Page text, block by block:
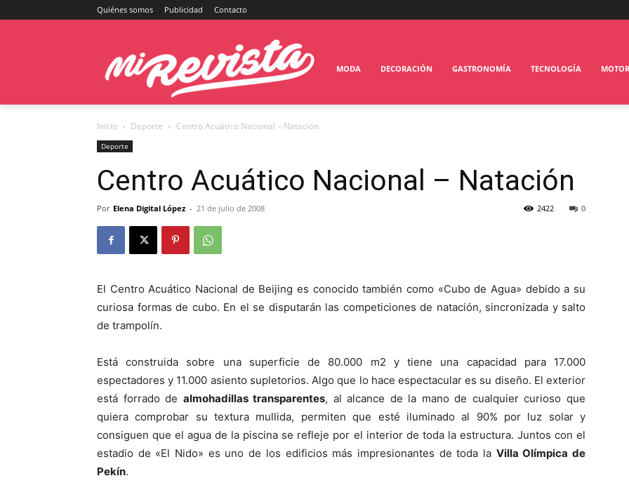
Quiénes somos Publicidad Contacto
MODA DECORACIÓN GASTRONOMÍA TECNOLOGÍA MOTOR
Inicio Deporte Centro Acuático Nacional – Natación
Deporte
Centro Acuático Nacional – Natación
Por Elena Digital López - 21 de julio de 2008 0
2422
El Centro Acuático Nacional de Beijing es conocido también como «Cubo de Agua» debido a su
curiosa formas de cubo. En el se disputarán las competiciones de natación, sincronizada y salto
de trampolín.
Está construida sobre una superficie de 80.000 m2 y tiene una capacidad para 17.000
espectadores y 11.000 asiento supletorios. Algo que lo hace espectacular es su diseño. El exterior
está forrado de almohadillas transparentes, al alcance de la mano de cualquier curioso que
quiera comprobar su textura mullida, permiten que esté iluminado al 90% por luz solar y
consiguen que el agua de la piscina se refleje por el interior de toda la estructura. Juntos con el
estadio de «El Nido» es uno de los edificios más impresionantes de toda la Villa Olímpica de
Pekín.